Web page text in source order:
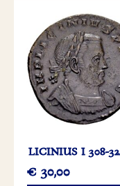
LICINIUS I 308-
€ 30,00